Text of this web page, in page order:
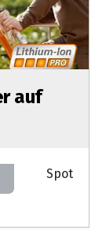
auf
Spot